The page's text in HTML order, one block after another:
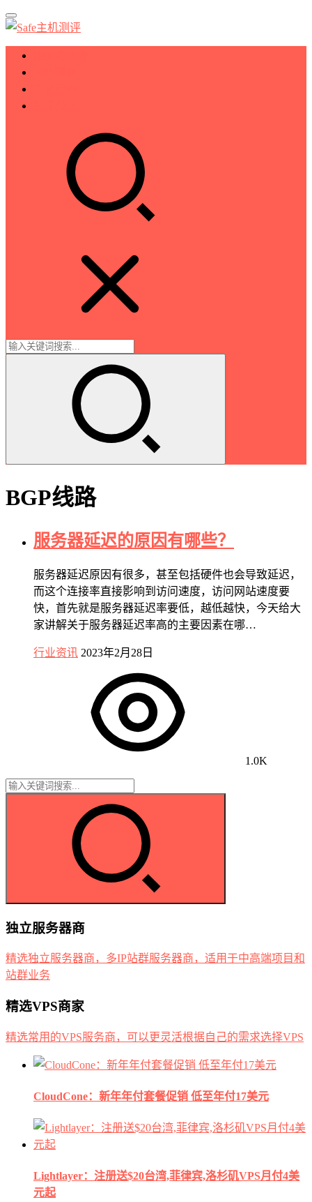
BGP线路
服务器延迟的原因有哪些？
服务器延迟原因有很多，甚至包括硬件也会导致延迟，
而这个连接率直接影响到访问速度，访问网站速度要
快，首先就是服务器延迟率要低，越低越快，今天给大
家讲解关于服务器延迟率高的主要因素在哪…
行业资讯 2023年2月28日
1.0K
独立服务器商
精选独立服务器商，多IP站群服务器商，适用于中高端项目和
站群业务
精选VPS商家
精选常用的VPS服务商，可以更灵活根据自己的需求选择VPS
CloudCone：新年年付套餐促销 低至年付17美元
Lightlayer：注册送$20台湾,菲律宾,洛杉矶VPS月付4美
元起